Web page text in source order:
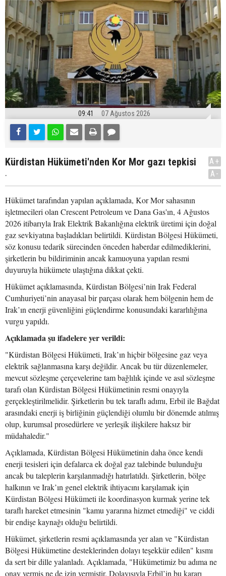
09:41 07 Ağustos 2026
Kürdistan Hükümeti'nden Kor Mor gazı tepkisi
.
A+
A-
Hükümet tarafından yapılan açıklamada, Kor Mor sahasının
işletmecileri olan Crescent Petroleum ve Dana Gas'ın, 4 Ağustos
2026 itibarıyla Irak Elektrik Bakanlığına elektrik üretimi için doğal
gaz sevkiyatına başladıkları belirtildi. Kürdistan Bölgesi Hükümeti,
söz konusu tedarik sürecinden önceden haberdar edilmediklerini,
şirketlerin bu bildiriminin ancak kamuoyuna yapılan resmi
duyuruyla hükümete ulaştığına dikkat çekti.
Hükümet açıklamasında, Kürdistan Bölgesi’nin Irak Federal
Cumhuriyeti’nin anayasal bir parçası olarak hem bölgenin hem de
Irak’ın enerji güvenliğini güçlendirme konusundaki kararlılığına
vurgu yapıldı.
Açıklamada şu ifadelere yer verildi:
"Kürdistan Bölgesi Hükümeti, Irak’ın hiçbir bölgesine gaz veya
elektrik sağlanmasına karşı değildir. Ancak bu tür düzenlemeler,
mevcut sözleşme çerçevelerine tam bağlılık içinde ve asıl sözleşme
tarafı olan Kürdistan Bölgesi Hükümetinin resmi onayıyla
gerçekleştirilmelidir. Şirketlerin bu tek taraflı adımı, Erbil ile Bağdat
arasındaki enerji iş birliğinin güçlendiği olumlu bir dönemde atılmış
olup, kurumsal prosedürlere ve yerleşik ilişkilere haksız bir
müdahaledir."
Açıklamada, Kürdistan Bölgesi Hükümetinin daha önce kendi
enerji tesisleri için defalarca ek doğal gaz talebinde bulunduğu
ancak bu taleplerin karşılanmadığı hatırlatıldı. Şirketlerin, bölge
halkının ve Irak’ın genel elektrik ihtiyacını karşılamak için
Kürdistan Bölgesi Hükümeti ile koordinasyon kurmak yerine tek
taraflı hareket etmesinin "kamu yararına hizmet etmediği" ve ciddi
bir endişe kaynağı olduğu belirtildi.
Hükümet, şirketlerin resmi açıklamasında yer alan ve "Kürdistan
Bölgesi Hükümetine desteklerinden dolayı teşekkür edilen" kısmı
da sert bir dille yalanladı. Açıklamada, "Hükümetimiz bu adıma ne
onay vermiş ne de izin vermiştir. Dolayısıyla Erbil’in bu kararı